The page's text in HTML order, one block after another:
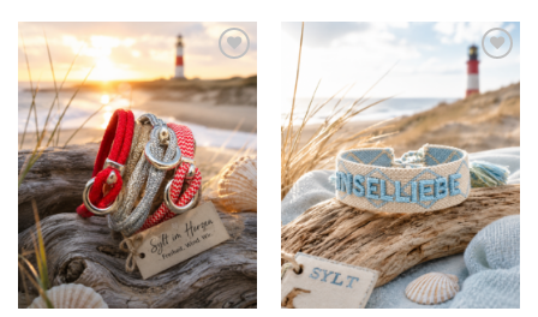
wishlist
Add to
wishlist